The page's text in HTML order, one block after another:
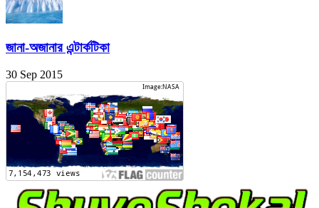
জানা-অজানার এন্টার্কটিকা
30 Sep 2015